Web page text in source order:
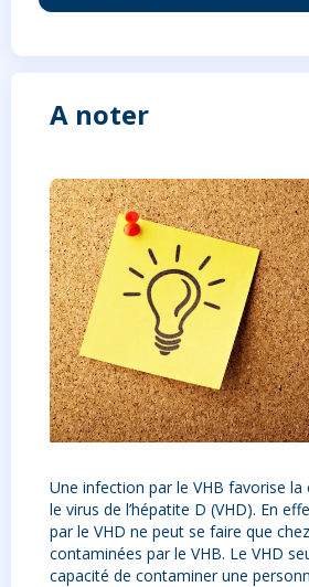
A noter
Une infection par le VHB favorise
le virus de l’hépatite D (VHD). En
par le VHD ne peut se faire que
contaminées par le VHB. Le VHD
capacité de contaminer une